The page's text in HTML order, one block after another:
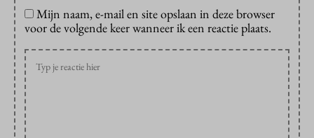
Mijn naam, e-mail en site opslaan in deze browser
voor de volgende keer wanneer ik een reactie plaats.